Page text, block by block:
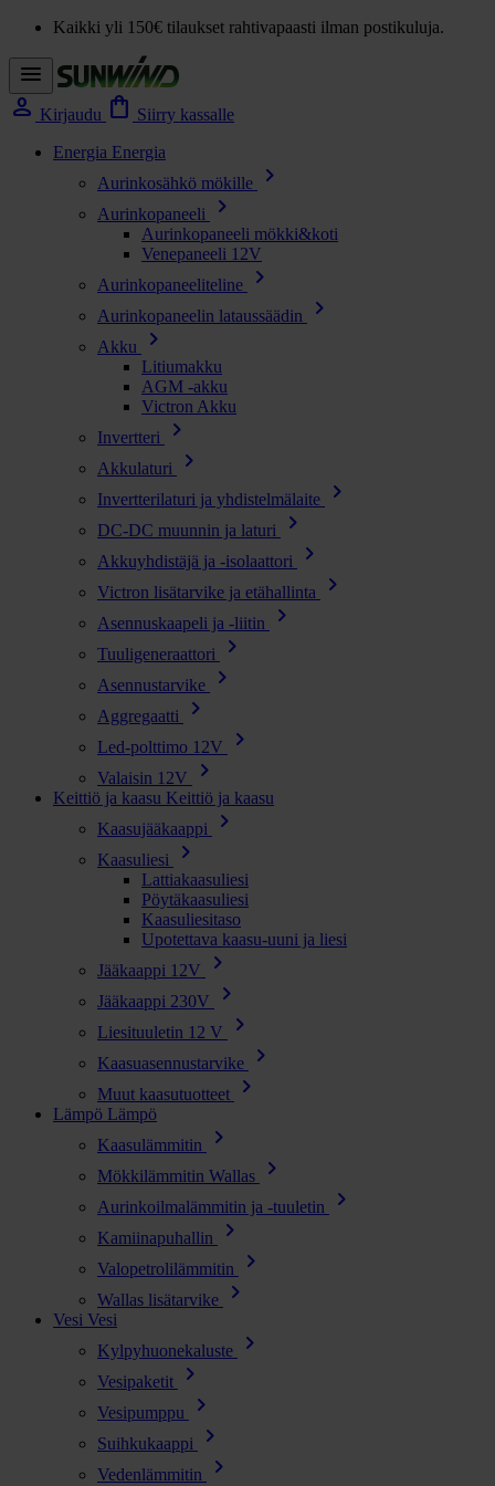
Kaikki yli 150€ tilaukset rahtivapaasti ilman postikuluja.
menu
person Kirjaudu shopping_bag Siirry kassalle
Energia Energia
Aurinkosähkö mökille
chevron_right
Aurinkopaneeli chevron_right
Aurinkopaneeli mökki&koti
Venepaneeli 12V
Aurinkopaneeliteline
chevron_right
Aurinkopaneelin lataussäädin chevron_right
Akku chevron_right
Litiumakku
AGM -akku
Victron Akku
Invertteri
chevron_right
Akkulaturi chevron_right
Invertterilaturi ja yhdistelmälaite chevron_right
DC-DC muunnin ja laturi chevron_right
Akkuyhdistäjä ja -isolaattori chevron_right
Victron lisätarvike ja etähallinta chevron_right
Asennuskaapeli ja -liitin chevron_right
Tuuligeneraattori chevron_right
Asennustarvike chevron_right
Aggregaatti chevron_right
Led-polttimo 12V chevron_right
Valaisin 12V chevron_right
Keittiö ja kaasu Keittiö ja kaasu
Kaasujääkaappi
chevron_right
Kaasuliesi chevron_right
Lattiakaasuliesi
Pöytäkaasuliesi
Kaasuliesitaso
Upotettava kaasu-uuni ja liesi
Jääkaappi 12V
chevron_right
Jääkaappi 230V chevron_right
Liesituuletin 12 V chevron_right
Kaasuasennustarvike chevron_right
Muut kaasutuotteet chevron_right
Lämpö Lämpö
Kaasulämmitin
chevron_right
Mökkilämmitin Wallas chevron_right
Aurinkoilmalämmitin ja -tuuletin chevron_right
Kamiinapuhallin chevron_right
Valopetrolilämmitin chevron_right
Wallas lisätarvike chevron_right
Vesi Vesi
Kylpyhuonekaluste
chevron_right
Vesipaketit chevron_right
Vesipumppu chevron_right
Suihkukaappi chevron_right
Vedenlämmitin chevron_right